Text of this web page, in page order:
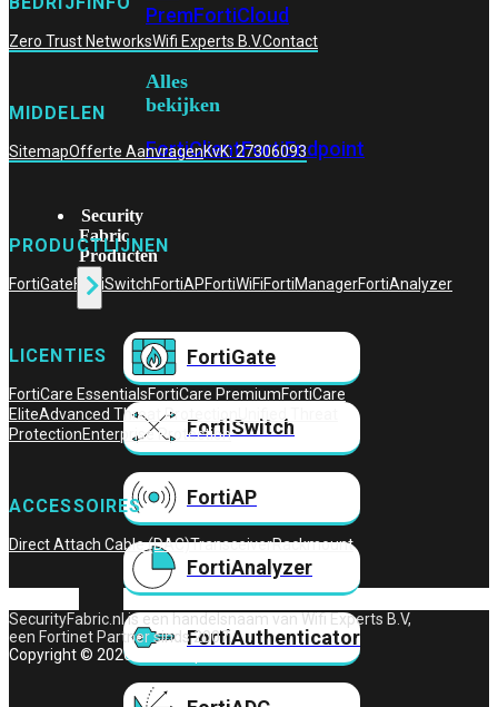
PremFortiCloud
Alles
bekijken
FortiClientFortiEndpoint
Security
Fabric
Producten
FortiGate
FortiSwitch
FortiAP
FortiAnalyzer
FortiAuthenticator
Zero Trust NetworksWifi Experts B.V.Contact
MIDDELEN
SitemapOfferte AanvragenKvK: 27306093
PRODUCTLIJNEN
FortiGateFortiSwitchFortiAPFortiWiFiFortiManagerFortiAnalyzer
LICENTIES
FortiCare EssentialsFortiCare PremiumFortiCare
EliteAdvanced Threat Protection
Unified Threat
ProtectionEnterprise Protection
ACCESSOIRES
Direct Attach Cable (DAC)TransceiverRackmount
SecurityFabric.nl is een handelsnaam van Wifi Experts B.V,
een Fortinet Partner sinds 2007.
Copyright © 2026 – Wifi Experts B.V.